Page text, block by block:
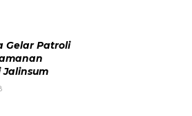
Gelar Patroli